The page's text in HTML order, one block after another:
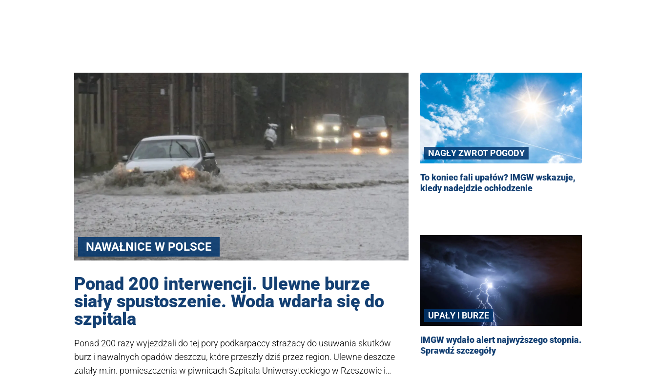
NAWAŁNICE W POLSCE
Ponad 200 interwencji. Ulewne burze
siały spustoszenie. Woda wdarła się do
szpitala
Ponad 200 razy wyjeżdżali do tej pory podkarpaccy strażacy do usuwania skutków
burz i nawalnych opadów deszczu, które przeszły dziś przez region. Ulewne deszcze
zalały m.in. pomieszczenia w piwnicach Szpitala Uniwersyteckiego w Rzeszowie i
NAGŁY ZWROT POGODY
To koniec fali upałów? IMGW wskazuje,
kiedy nadejdzie ochłodzenie
UPAŁY I BURZE
IMGW wydało alert najwyższego stopnia.
Sprawdź szczegóły